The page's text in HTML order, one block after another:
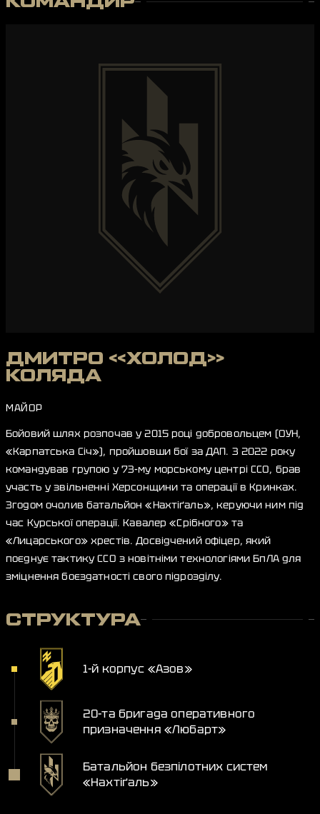
ДМИТРО «ХОЛОД»
КОЛЯДА
МАЙОР
Бойовий шлях розпочав у 2015 році добровольцем (ОУН,
«Карпатська Січ»), пройшовши бої за ДАП. З 2022 року
командував групою у 73-му морському центрі ССО, брав
участь у звільненні Херсонщини та операції в Кринках.
Згодом очолив батальйон «Нахтіґаль», керуючи ним під
час Курської операції. Кавалер «Срібного» та
«Лицарського» хрестів. Досвідчений офіцер, який
поєднує тактику ССО з новітніми технологіями БпЛА для
зміцнення боєздатності свого підрозділу.
СТРУКТУРА
1-й корпус «Азов»
20-та бригада оперативного
призначення «Любарт»
Батальйон безпілотних систем
«Нахтіґаль»